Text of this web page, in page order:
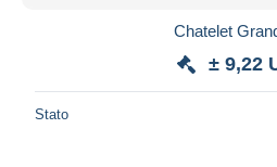
Chatelet
± 9,22
Stato